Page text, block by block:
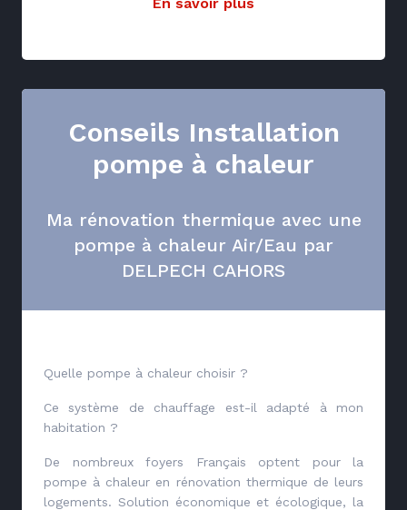
Conseils Installation
pompe à chaleur
Ma rénovation thermique avec une
pompe à chaleur Air/Eau par
DELPECH CAHORS
Quelle pompe à chaleur choisir ?
Ce système de chauffage est-il adapté à mon
habitation ?
De nombreux foyers Français optent pour la
pompe à chaleur en rénovation thermique de leurs
logements. Solution économique et écologique, la